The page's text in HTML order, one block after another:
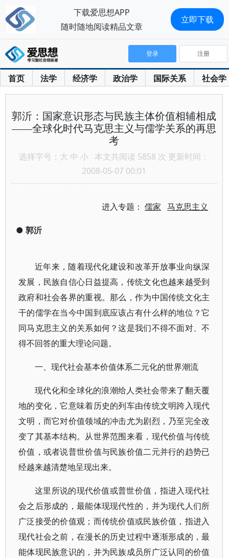
首页 法学 经济学 政治学 国际关系 社会学
登录 注册
郭沂：国家意识形态与民族主体价值相辅相成
——全球化时代马克思主义与儒学关系的再思
考
选择字号： 大 中 小 本文共阅读 5858 次 更新时间：
2008-05-07 00:01
进入专题：儒家 马克思主义
● 郭沂
近年来，随着现代化建设和改革开放事业向纵深
发展，民族自信心日益提高，传统文化也越来越受到
政府和社会各界的重视。那么，作为中国传统文化主
干的儒学在当今中国到底应该占有什么样的地位？它
同马克思主义的关系如何？这是我们不得不面对、不
得不回答的重大理论问题。
一、现代社会基本价值体系二元化的世界潮流
现代化和全球化的浪潮给人类社会带来了翻天覆
地的变化，它意味着历史的列车由传统文明跨入现代
文明，而它对价值领域的冲击尤为剧烈，乃至完全改
变了其基本结构。从世界范围来看，现代价值与传统
价值，或者说普世价值与民族价值二元并行的趋势已
经越来越清楚地呈现出来。
这里所说的现代价值或普世价值，指进入现代社
会之后形成的，最能体现现代性的，并为现代人们所
广泛接受的价值观；而传统价值或民族价值，指进入
现代社会之前，在漫长的历史过程中逐渐形成的，最
能体现民族意识的，并为民族成员所广泛认同的价值
下载爱思想APP
随时随地阅读精品文章
立即下载